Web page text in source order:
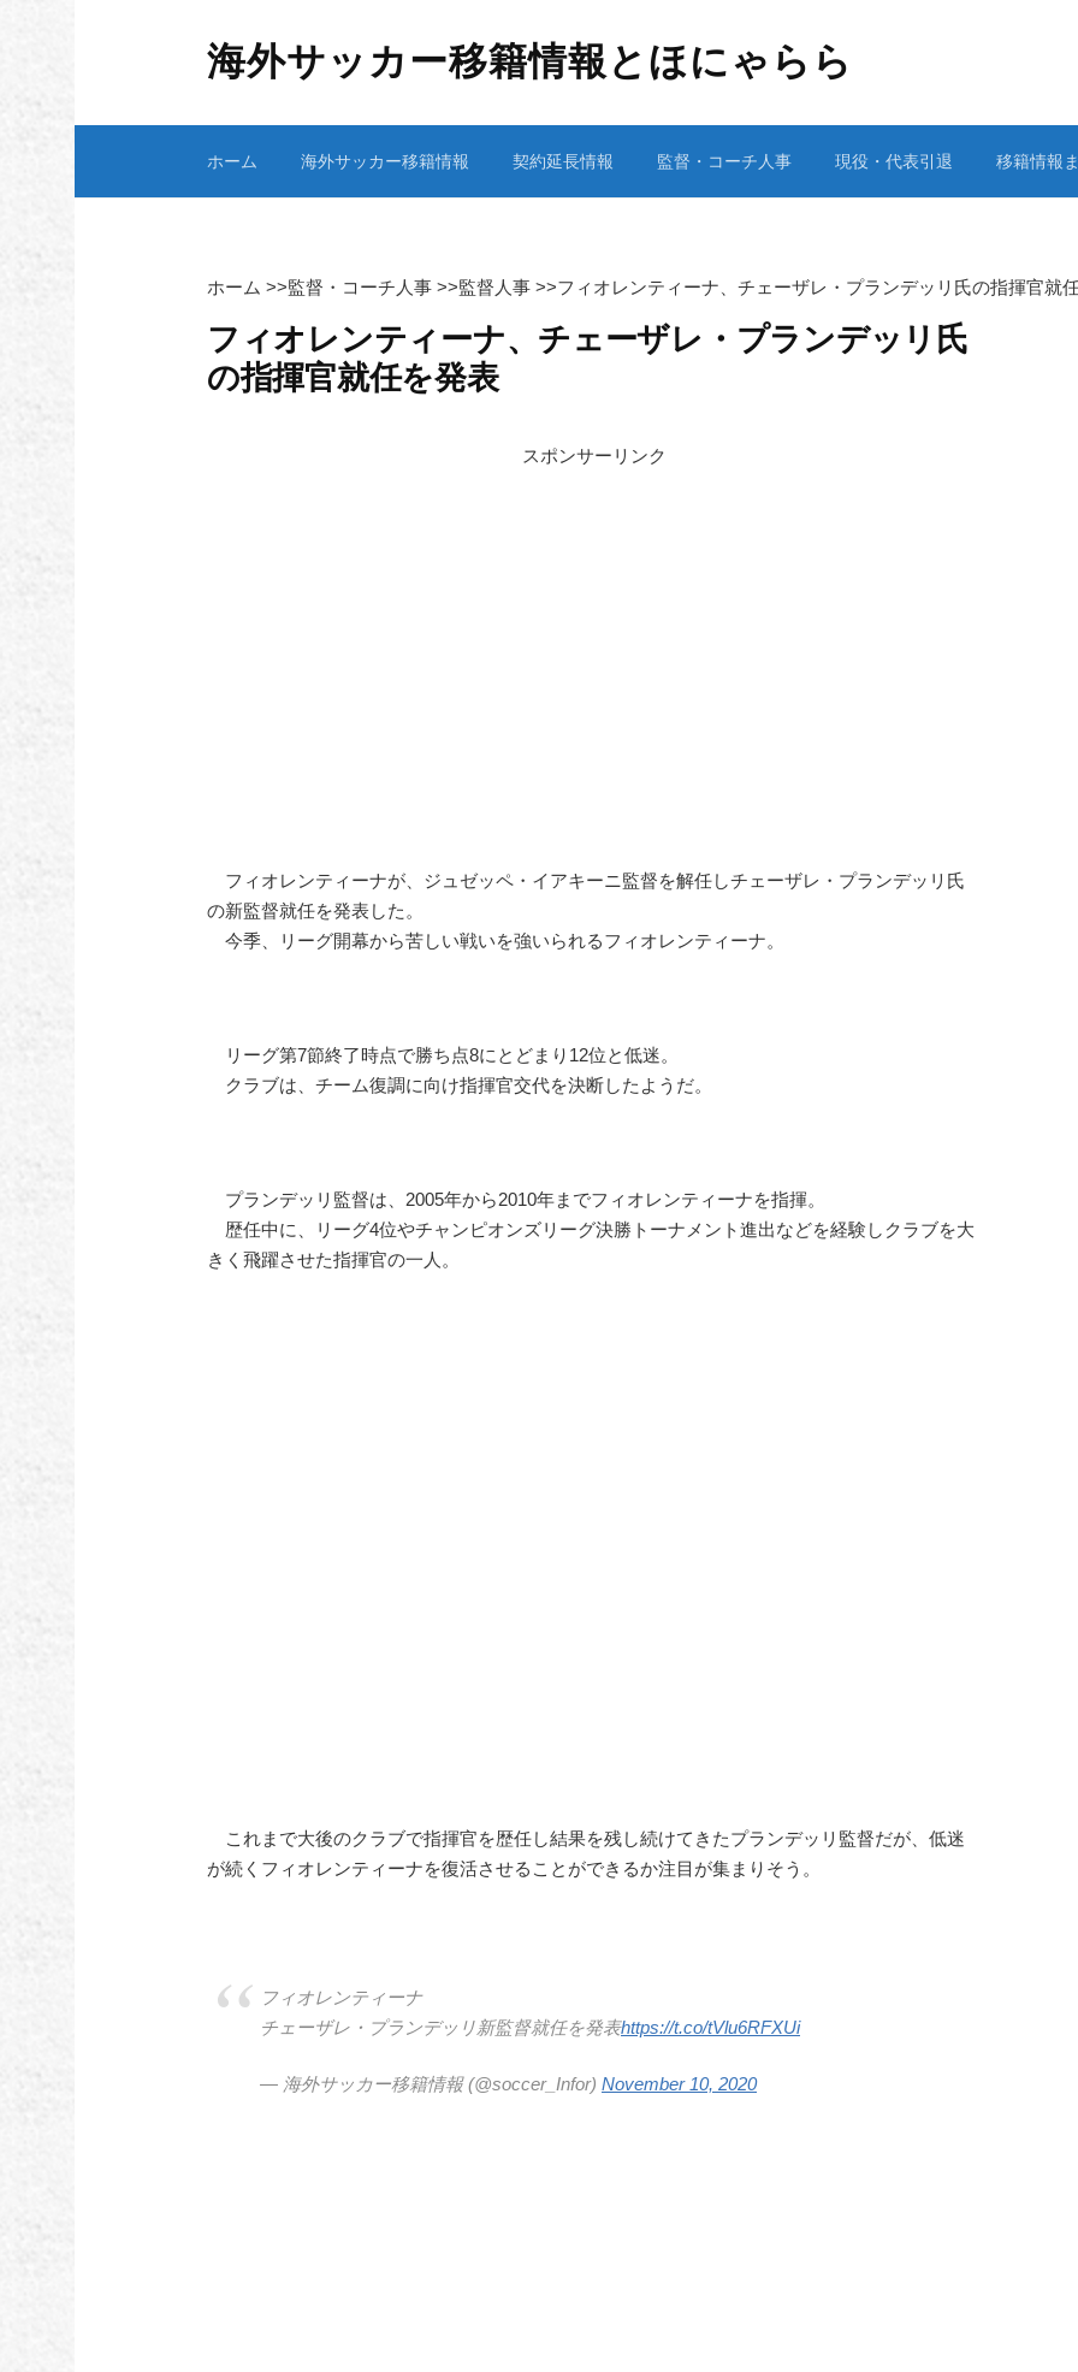
ス
海外サッカー移籍情報とほにゃらら
ホーム 海外サッカー移籍情報 契約延長情報 監督・コーチ人事 現役・代表引退 移籍情報
ホーム >>監督・コーチ人事 >>監督人事 >>フィオレンティーナ、チェーザレ・プランデッリ氏の指揮官就
フィオレンティーナ、チェーザレ・プランデッリ氏
の指揮官就任を発表
スポンサーリンク
フィオレンティーナが、ジュゼッペ・イアキーニ監督を解任しチェーザレ・プランデッリ氏
の新監督就任を発表した。
今季、リーグ開幕から苦しい戦いを強いられるフィオレンティーナ。
リーグ第7節終了時点で勝ち点8にとどまり12位と低迷。
クラブは、チーム復調に向け指揮官交代を決断したようだ。
プランデッリ監督は、2005年から2010年までフィオレンティーナを指揮。
歴任中に、リーグ4位やチャンピオンズリーグ決勝トーナメント進出などを経験しクラブを大
きく飛躍させた指揮官の一人。
これまで大後のクラブで指揮官を歴任し結果を残し続けてきたプランデッリ監督だが、低迷
が続くフィオレンティーナを復活させることができるか注目が集まりそう。
フィオレンティーナ
チェーザレ・プランデッリ新監督就任を発表https://t.co/tVlu6RFXUi
— 海外サッカー移籍情報 (@soccer_Infor) November 10, 2020